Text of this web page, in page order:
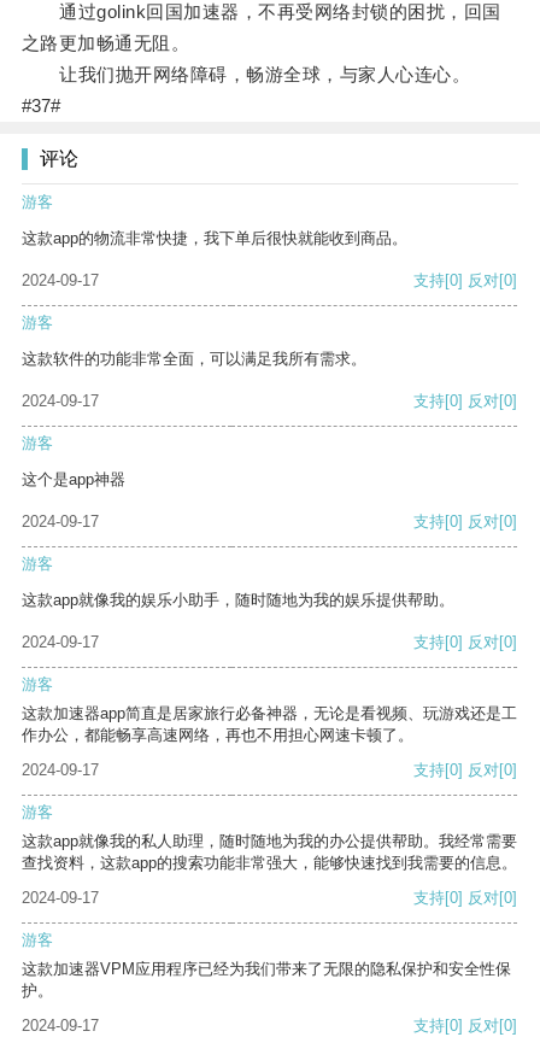
通过golink回国加速器，不再受网络封锁的困扰，回国
之路更加畅通无阻。
让我们抛开网络障碍，畅游全球，与家人心连心。
#37#
评论
游客
这款app的物流非常快捷，我下单后很快就能收到商品。
2024-09-17 支持[0] 反对[0]
游客
这款软件的功能非常全面，可以满足我所有需求。
2024-09-17 支持[0] 反对[0]
游客
这个是app神器
2024-09-17 支持[0] 反对[0]
游客
这款app就像我的娱乐小助手，随时随地为我的娱乐提供帮助。
2024-09-17 支持[0] 反对[0]
游客
这款加速器app简直是居家旅行必备神器，无论是看视频、玩游戏还是工
作办公，都能畅享高速网络，再也不用担心网速卡顿了。
2024-09-17
支持[0] 反对[0]
游客
这款app就像我的私人助理，随时随地为我的办公提供帮助。我经常需要
查找资料，这款app的搜索功能非常强大，能够快速找到我需要的信息。
2024-09-17
支持[0] 反对[0]
游客
这款加速器VPM应用程序已经为我们带来了无限的隐私保护和安全性保
护。
2024-09-17
支持[0] 反对[0]